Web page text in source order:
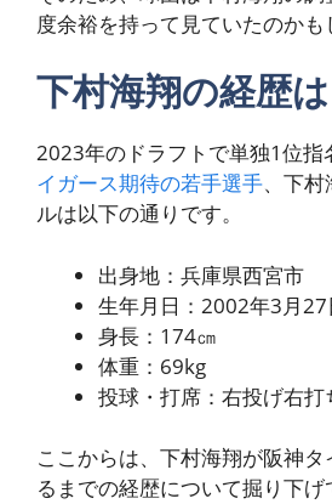
度余裕を持って見ていたのかも
下村海翔の経歴
2023年のドラフトで単独1位指
イガース期待の若手選手、下
ルは以下の通りです。
出身地：兵庫県西宮市
生年月日：2002年3月
身長：174㎝
体重：69kg
投球・打席：右投げ右打
ここからは、下村海翔が阪神
るまでの経歴について掘り下げ